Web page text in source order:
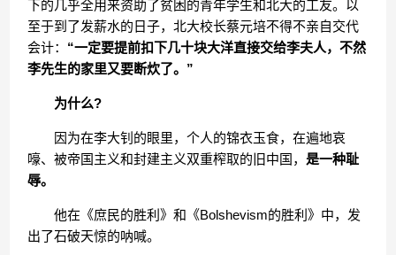
下的几乎全用来资助了贫困的青年学生和北大的工友。以
至于到了发薪水的日子，北大校长蔡元培不得不亲自交代
会计： “一定要提前扣下几十块大洋直接交给李夫人，不然
李先生的家里又要断炊了。”
为什么?
因为在李大钊的眼里，个人的锦衣玉食，在遍地哀
嚎、被帝国主义和封建主义双重榨取的旧中国，是一种耻
辱。
他在《庶民的胜利》和《Bolshevism的胜利》中，发
出了石破天惊的呐喊。